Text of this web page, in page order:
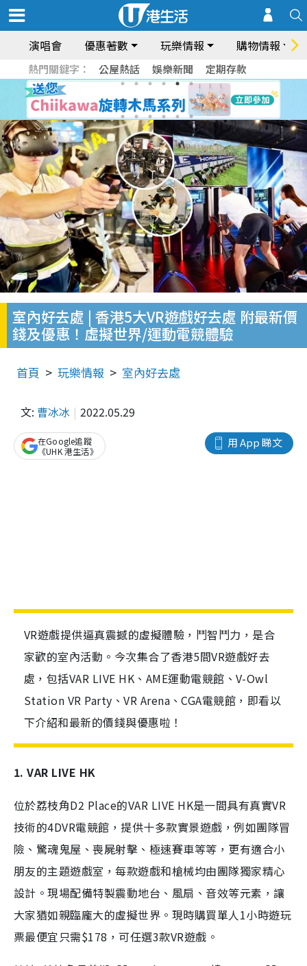
演唱會 優惠著數 玩樂情報 購物情報
熱門關鍵字： 公屋熱話 娛樂新聞 定期存款
室內好去處 | 香港5大VR遊戲好去處 附最新價
錢及優惠！虛擬世界/運動電競體驗
首頁 玩樂情報 室內好去處
文: 曹冰冰 2022.05.29
用 App 睇文
在Google追蹤
《UHK 港生活》
VR遊戲提供逼真震撼的虛擬體驗，鬥智鬥力，是合
家歡的室內活動。今次集合了香港5間VR遊戲好去
處，包括VAR LIVE HK、AME運動電競館、V-Owl
Station VR Party、VR Arena、CGA電競館，即看以
下介紹和最新的價錢與優惠啦！
1. VAR LIVE HK
位於荔枝角D2 Place的VAR LIVE HK是一間具有真實VR
技術的4DVR電競館，提供十多款實景遊戲，例如團隊冒
險、驚魂鬼屋、喪屍射擊、極速賽車等等，更有適合小
朋友的主題遊戲室，每款遊戲和槍械均由團隊獨家精心
設計。現場配備特製震動地台、風扇、音效等元素，讓
大家猶如親臨龐大的虛擬世界。現時購買單人1小時遊玩
票最便宜只需$178，可任選3款VR遊戲。